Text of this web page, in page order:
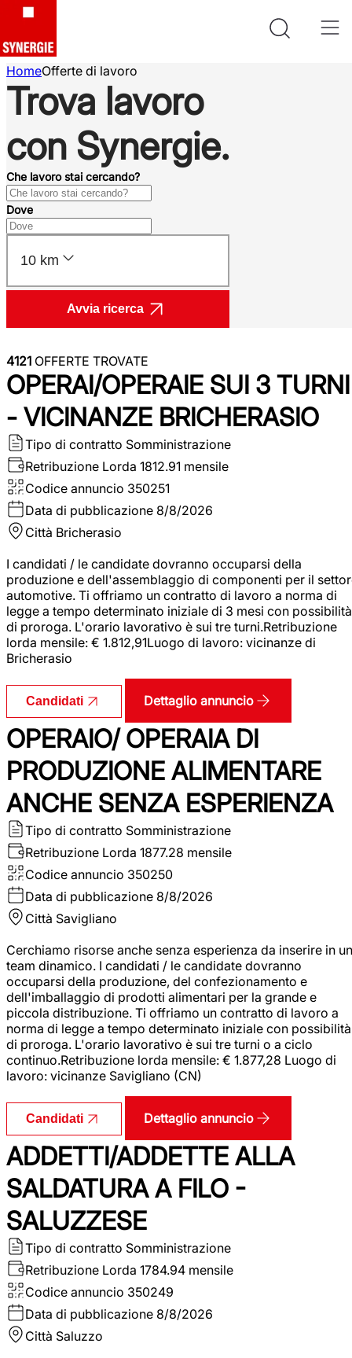
HomeOfferte di lavoro
Trova lavoro
con Synergie.
Che lavoro stai cercando?
Dove
10 km
Avvia ricerca
4121 OFFERTE TROVATE
OPERAI/OPERAIE SUI 3 TURNI
- VICINANZE BRICHERASIO
Tipo di contratto Somministrazione
Retribuzione Lorda 1812.91 mensile
Codice annuncio 350251
Data di pubblicazione 8/8/2026
Città Bricherasio
I candidati / le candidate dovranno occuparsi della
produzione e dell'assemblaggio di componenti per il
automotive. Ti offriamo un contratto di lavoro a norma di
legge a tempo determinato iniziale di 3 mesi con possibilità
di proroga. L'orario lavorativo è sui tre turni.Retribuzione
lorda mensile: € 1.812,91Luogo di lavoro: vicinanze di
Bricherasio
Candidati Dettaglio annuncio
OPERAIO/ OPERAIA DI
PRODUZIONE ALIMENTARE
ANCHE SENZA ESPERIENZA
Tipo di contratto Somministrazione
Retribuzione Lorda 1877.28 mensile
Codice annuncio 350250
Data di pubblicazione 8/8/2026
Città Savigliano
Cerchiamo risorse anche senza esperienza da inserire in un
team dinamico. I candidati / le candidate dovranno
occuparsi della produzione, del confezionamento e
dell'imballaggio di prodotti alimentari per la grande e
piccola distribuzione. Ti offriamo un contratto di lavoro a
norma di legge a tempo determinato iniziale con possibilità
di proroga. L'orario lavorativo è sui tre turni o a ciclo
continuo.Retribuzione lorda mensile: € 1.877,28 Luogo di
lavoro: vicinanze Savigliano (CN)
Candidati Dettaglio annuncio
ADDETTI/ADDETTE ALLA
SALDATURA A FILO -
SALUZZESE
Tipo di contratto Somministrazione
Retribuzione Lorda 1784.94 mensile
Codice annuncio 350249
Data di pubblicazione 8/8/2026
Città Saluzzo